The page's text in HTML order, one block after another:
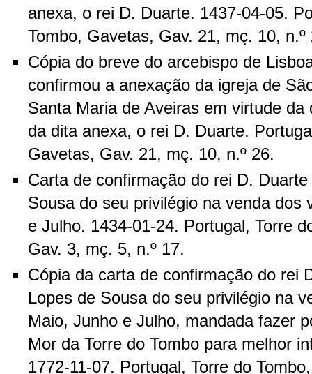
anexa, o rei D. Duarte. 1437-04-05.
Tombo, Gavetas, Gav. 21, mç. 10, n.º
Cópia do breve do arcebispo de
confirmou a anexação da igreja de
Santa Maria de Aveiras em virtude
da dita anexa, o rei D. Duarte.
Gavetas, Gav. 21, mç. 10, n.º 26.
Carta de confirmação do rei D.
Sousa do seu privilégio na venda dos
e Julho. 1434-01-24. Portugal, Torre
Gav. 3, mç. 5, n.º 17.
Cópia da carta de confirmação do rei
Lopes de Sousa do seu privilégio na
Maio, Junho e Julho, mandada fazer
Mor da Torre do Tombo para melhor
1772-11-07. Portugal, Torre do